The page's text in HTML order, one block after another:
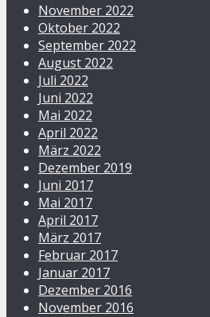
November 2022
Oktober 2022
September 2022
August 2022
Juli 2022
Juni 2022
Mai 2022
April 2022
März 2022
Dezember 2019
Juni 2017
Mai 2017
April 2017
März 2017
Februar 2017
Januar 2017
Dezember 2016
November 2016